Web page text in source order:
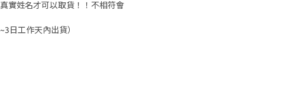
實姓名才可以取貨！！不相符會
日工作天內出貨）